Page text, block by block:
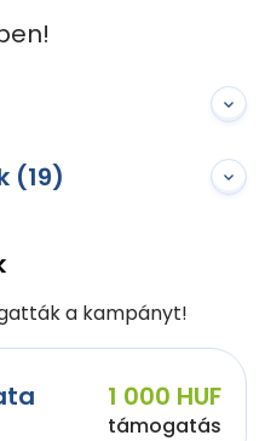
(19)
a kampányt!
1 000 HUF
támogatás